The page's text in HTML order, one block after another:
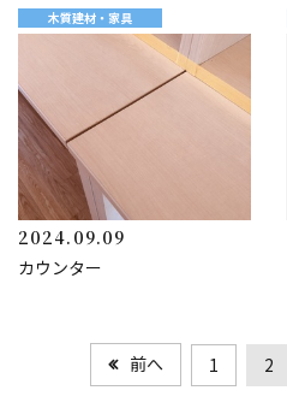
木質建材・家具
2024.09.09
カウンター
前へ 1 2